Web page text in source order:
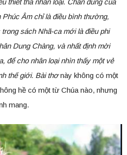
thiết tha nhân loại. Chân dung của
Âm chỉ là điều bình thường,
sách Nhã-ca mới là điều phi
Dung Chàng, và nhất định mời
để cho nhân loại nhìn thấy một vẻ
thế giới. Bài thơnày không có một
hề có một từ Chúa nào, nhưng
mang.